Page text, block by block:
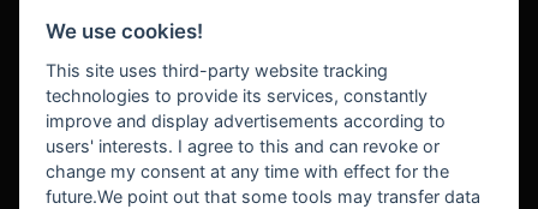
BEKANNT AUS
We use cookies!
This site uses third-party website tracking
technologies to provide its services, constantly
improve and display advertisements according to
users' interests. I agree to this and can revoke or
change my consent at any time with effect for the
future.We point out that some tools may transfer data